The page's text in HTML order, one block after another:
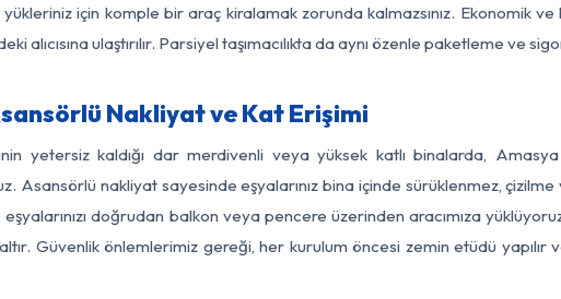
için komple bir araç kiralamak zorunda kalmazsınız. Ekonomik ve
alıcısına ulaştırılır. Parsiyel taşımacılıkta da aynı özenle paketleme ve
Nakliyat ve Kat Erişimi
yetersiz kaldığı dar merdivenli veya yüksek katlı binalarda,
Asansörlü nakliyat sayesinde eşyalarınız bina içinde sürüklenmez,
doğrudan balkon veya pencere üzerinden aracımıza
Güvenlik önlemlerimiz gereği, her kurulum öncesi zemin etüdü